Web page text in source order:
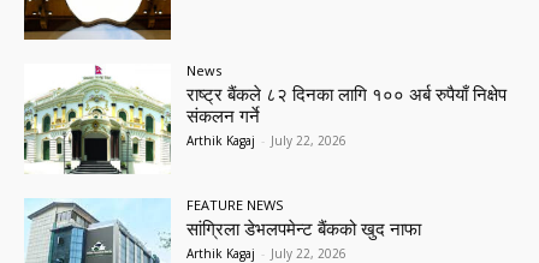
News
राष्ट्र बैंकले ८२ दिनका लागि १०० अर्ब रुपैयाँ निक्षेप
संकलन गर्ने
Arthik Kagaj - July 22, 2026
FEATURE NEWS
सांग्रिला डेभलपमेन्ट बैंकको खुद नाफा
Arthik Kagaj - July 22, 2026